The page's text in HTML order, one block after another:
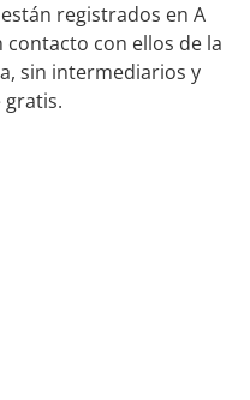
registrados en A
con ellos de la
sin intermediarios y